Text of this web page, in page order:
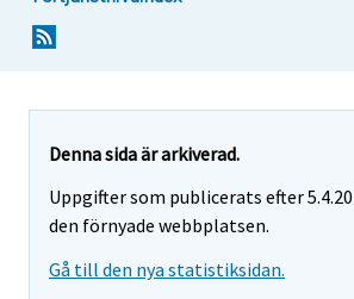
Denna sida är arkiverad.
Uppgifter som publicerats efter
den förnyade webbplatsen.
Gå till den nya statistiksidan.